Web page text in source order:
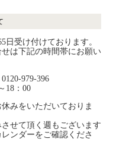
日受け付けております。
は下記の時間帯にお願い
979-396
18：00
みをいただいておりま
せて頂く週もございます
ンダーをご確認くださ